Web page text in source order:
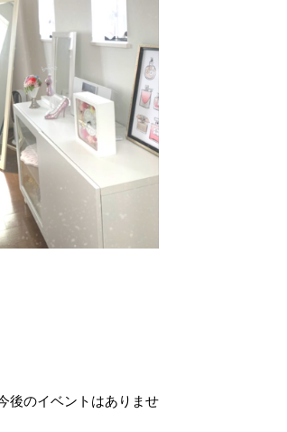
後のイベントはありませ